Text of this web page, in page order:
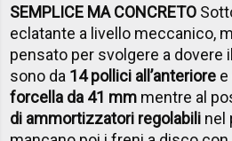
SEMPLICE MA CONCRETO
eclatante a livello meccanico,
pensato per svolgere a dovere
sono da 14 pollici all’anteriore e
forcella da 41 mm mentre al
di ammortizzatori regolabili nel